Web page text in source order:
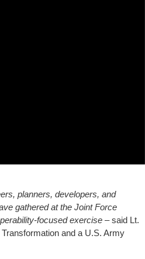
planners, developers, and
gathered at the Joint Force
focused exercise – said Lt.
and a U.S. Army